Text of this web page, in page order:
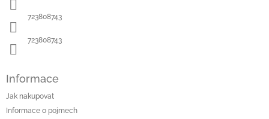
723808743
723808743
Informace
Jak nakupovat
Informace o pojmech